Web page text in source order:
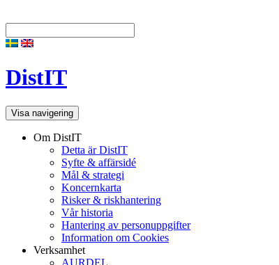
DistIT
Visa navigering
Om DistIT
Detta är DistIT
Syfte & affärsidé
Mål & strategi
Koncernkarta
Risker & riskhantering
Vår historia
Hantering av personuppgifter
Information om Cookies
Verksamhet
AURDEL